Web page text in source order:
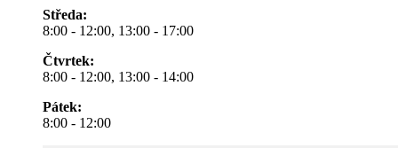
Středa:
8:00 - 12:00, 13:00 - 17:00
Čtvrtek:
8:00 - 12:00, 13:00 - 14:00
Pátek:
8:00 - 12:00